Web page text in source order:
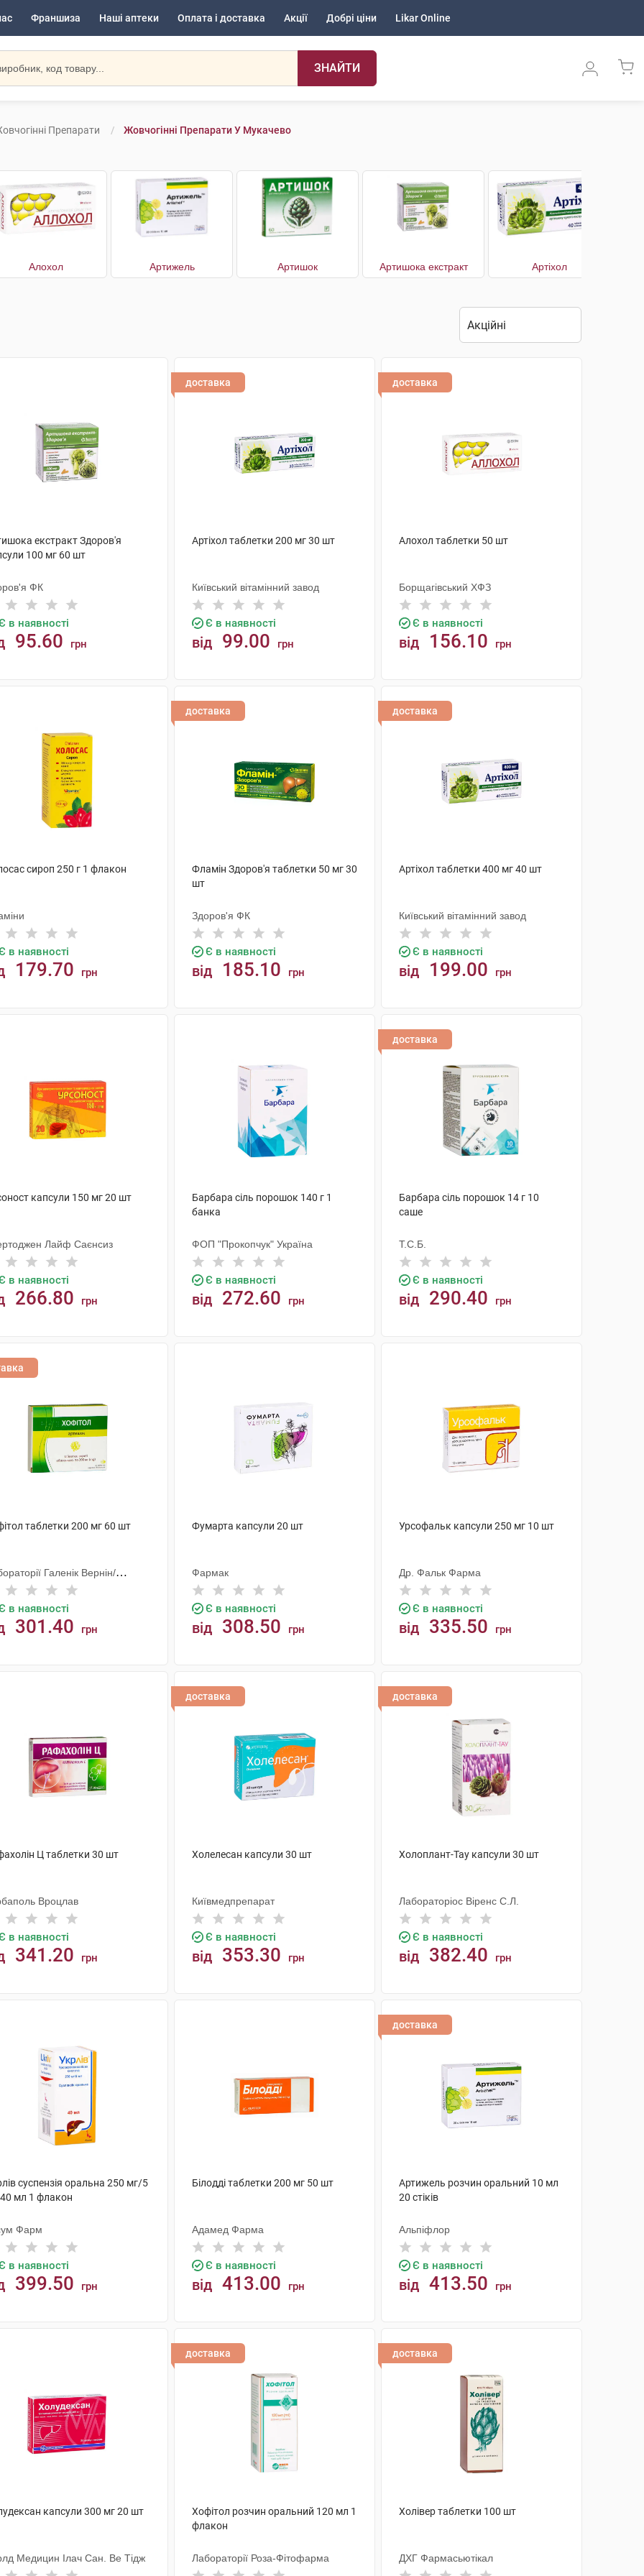
Франшиза Наші аптеки Оплата і доставка Акції Добрі ціни Likar Online
ЗНАЙТИ
Препарати Жовчогінні Препарати У Мукачево
Алохол Артижель Артишок Артишока екстракт Артіхол
екстракт Здоров'я
100 мг 60 шт
ФК
в наявності
95.60 грн
доставка
Артіхол таблетки 200 мг 30 шт
Київський вітамінний завод
Є в наявності
від 99.00 грн
доставка
Алохол таблетки 50 шт
Борщагівський ХФЗ
Є в наявності
від 156.10 грн
сироп 250 г 1 флакон
в наявності
179.70 грн
доставка
Фламін Здоров'я таблетки 50 мг 30
шт
Здоров'я ФК
Є в наявності
від 185.10 грн
доставка
Артіхол таблетки 400 мг 40 шт
Київський вітамінний завод
Є в наявності
від 199.00 грн
капсули 150 мг 20 шт
Лайф Саєнсиз
в наявності
266.80 грн
Барбара сіль порошок 140 г 1
банка
ФОП "Прокопчук" Україна
Є в наявності
від 272.60 грн
доставка
Барбара сіль порошок 14 г 10
саше
Т.С.Б.
Є в наявності
від 290.40 грн
таблетки 200 мг 60 шт
Галенік Вернін/
в наявності
301.40 грн
Фумарта капсули 20 шт
Фармак
Є в наявності
від 308.50 грн
Урсофальк капсули 250 мг 10 шт
Др. Фальк Фарма
Є в наявності
від 335.50 грн
Ц таблетки 30 шт
Вроцлав
в наявності
341.20 грн
доставка
Холелесан капсули 30 шт
Київмедпрепарат
Є в наявності
від 353.30 грн
доставка
Холоплант-Тау капсули 30 шт
Лабораторіос Віренс С.Л.
Є в наявності
від 382.40 грн
суспензія оральна 250 мг/5
мл 1 флакон
Фарм
в наявності
399.50 грн
Білодді таблетки 200 мг 50 шт
Адамед Фарма
Є в наявності
від 413.00 грн
доставка
Артижель розчин оральний 10 мл
20 стіків
Альпіфлор
Є в наявності
від 413.50 грн
капсули 300 мг 20 шт
Медицин Ілач Сан. Ве Тідж
доставка
Хофітол розчин оральний 120 мл 1
флакон
Лабораторії Роза-Фітофарма
доставка
Холівер таблетки 100 шт
ДХГ Фармасьютікал